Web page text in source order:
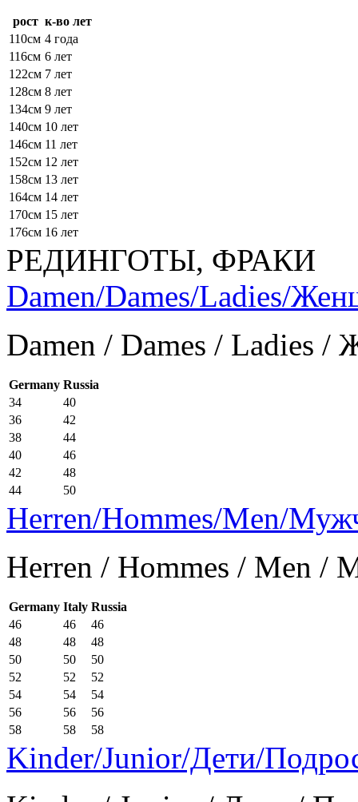
рост к-во лет
110см 4 года
116см 6 лет
122см 7 лет
128см 8 лет
134см 9 лет
140см 10 лет
146см 11 лет
152см 12 лет
158см 13 лет
164см 14 лет
170см 15 лет
176см 16 лет
РЕДИНГОТЫ, ФРАКИ
Damen/Dames/Ladies/
Damen / Dames / Ladies
Germany Russia
34
40
36
42
38
44
40
46
42
48
44
50
Herren/Hommes/Men/
Herren / Hommes / Men /
Germany Italy Russia
46
46
46
48
48
48
50
50
50
52
52
52
54
54
54
56
56
56
58
58 58
Kinder/Junior/Дети/